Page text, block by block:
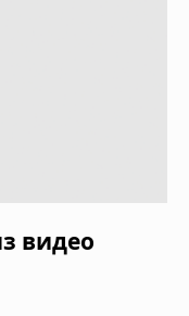
видео